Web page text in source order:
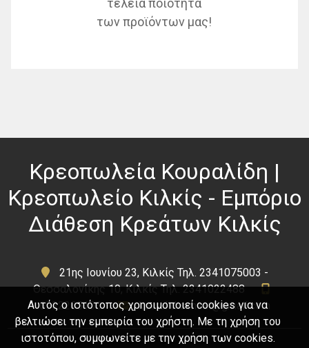
τέλεια ποιότητα
των προϊόντων μας!
Κρεοπωλεία Κουραλίδη |
Κρεοπωλείο Κιλκίς - Εμπόριο
Διάθεση Κρεάτων Κιλκίς
21ης Ιουνίου 23, Κιλκίς Τηλ. 2341075003 -
Θεσσαλονίκης 10, Κιλκίς Τηλ. 2341022488
6932205100
kouralidis.meat@gmail.com
Αυτός ο ιστότοπος χρησιμοποιεί cookies για να
βελτιώσει την εμπειρία του χρήστη. Με τη χρήση του
ιστοτόπου, συμφωνείτε με την χρήση των cookies.